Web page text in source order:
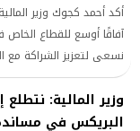
أكد أحمد كجوك وزير
آفاقًا أوسع للقطاع الخاص
نسعى لتعزيز الشراكة مع
التجارة، فى مجالات الصحة
والبنية التحتية.
وزير المالية:
البريكس في